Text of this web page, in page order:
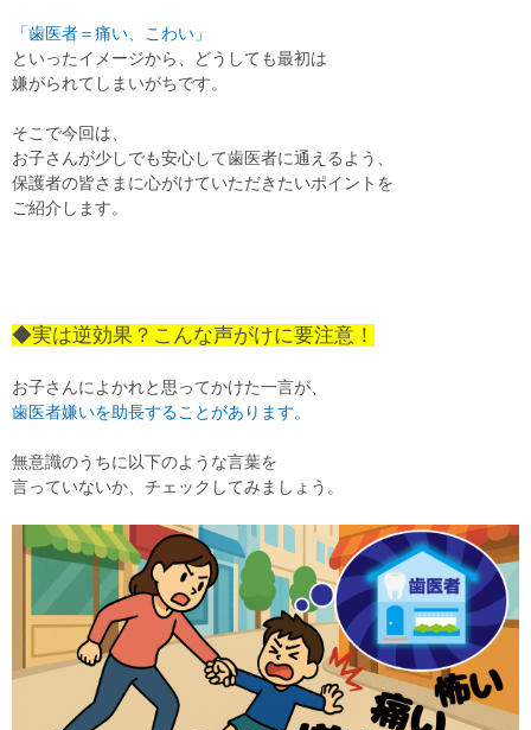
「歯医者＝痛い、こわい」
といったイメージから、どうしても最初は
嫌がられてしまいがちです。
そこで今回は、
お子さんが少しでも安心して歯医者に通えるよう、
保護者の皆さまに心がけていただきたいポイントを
ご紹介します。
◆実は逆効果？こんな声がけに要注意！
お子さんによかれと思ってかけた一言が、
歯医者嫌いを助長することがあります。
無意識のうちに以下のような言葉を
言っていないか、チェックしてみましょう。